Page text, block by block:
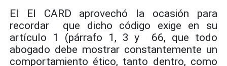
El El CARD aprovechó la ocasión para
recordar que dicho código exige en su
artículo 1 (párrafo 1, 3 y 66, que todo
abogado debe mostrar constantemente un
comportamiento ético, tanto dentro, como